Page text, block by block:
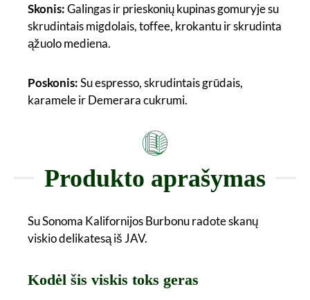
Skonis:Galingas ir prieskonių kupinas gomuryje su
skrudintais migdolais, toffee, krokantu ir skrudinta
ąžuolo mediena.
Poskonis:Su espresso, skrudintais grūdais,
karamele ir Demerara cukrumi.
Produkto aprašymas
Su Sonoma Kalifornijos Burbonu radote skanų
viskio delikatesą iš JAV.
Kodėl šis viskis toks geras